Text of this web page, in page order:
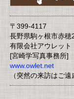
〒399-4117
長野県駒ヶ根市赤穂
有限会社アウレット
[宮崎学写真事務所]
www.owlet.net
（突然の来訪はご遠